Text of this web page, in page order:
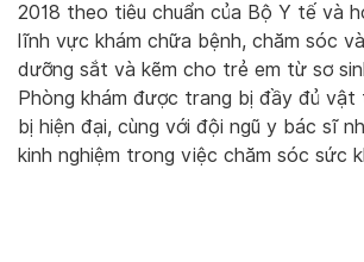
2018 theo tiêu chuẩn của Bộ Y tế và
lĩnh vực khám chữa bệnh, chăm sóc
dưỡng sắt và kẽm cho trẻ em từ sơ
Phòng khám được trang bị đầy đủ
bị hiện đại, cùng với đội ngũ y bác sĩ
kinh nghiệm trong việc chăm sóc sức